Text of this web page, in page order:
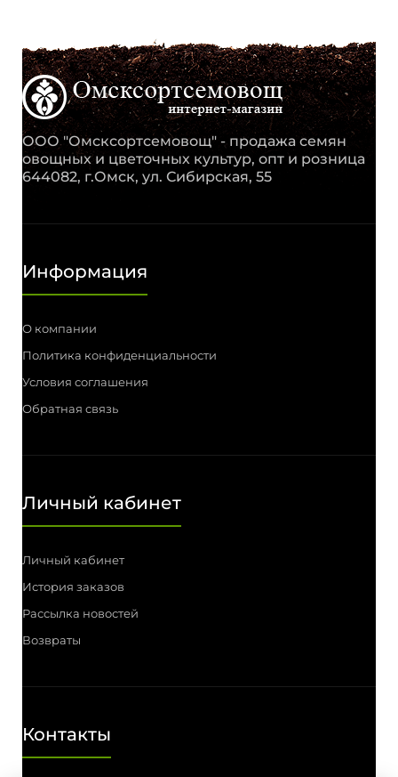
ООО "Омсксортсемовощ" - продажа семян
овощных и цветочных культур, опт и розница
644082, г.Омск, ул. Сибирская, 55
Информация
О компании
Политика конфиденциальности
Условия соглашения
Обратная связь
Личный кабинет
Личный кабинет
История заказов
Рассылка новостей
Возвраты
Контакты